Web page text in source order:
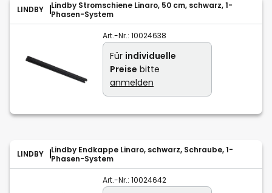
LINDBY
Lindby Stromschiene Linaro, 50 cm, schwarz, 1-
Phasen-System
Art.-Nr.: 10024638
Für individuelle
Preise bitte
anmelden
LINDBY
Lindby Endkappe Linaro, schwarz, Schraube, 1-
Phasen-System
Art.-Nr.: 10024642